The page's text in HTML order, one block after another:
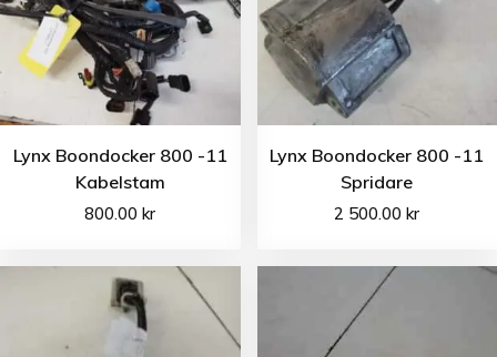
Lynx Boondocker 800 -11
Kabelstam
800.00kr
Lynx Boondocker 800 -11
Spridare
2 500.00kr